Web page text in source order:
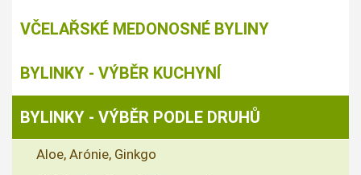
VČELAŘSKÉ MEDONOSNÉ BYLINY
BYLINKY - VÝBĚR KUCHYNÍ
BYLINKY - VÝBĚR PODLE DRUHŮ
Aloe, Arónie, Ginkgo